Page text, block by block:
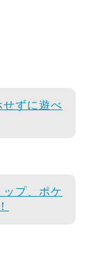
せずに遊べ
ップ、ポケ